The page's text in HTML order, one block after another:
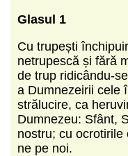
Glasul 1
Cu trupești
netrupescă și fără
de trup ridicându-
a Dumnezeirii cele
strălucire, ca
Dumnezeu: Sfânt,
nostru; cu
ne pe noi.